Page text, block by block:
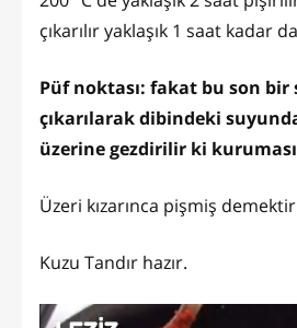
çıkarılır yaklaşık 1 saat kadar
Püf noktası: fakat bu son bir
çıkarılarak dibindeki
üzerine gezdirilir ki
Üzeri kızarınca pişmiş
Kuzu Tandır hazır.